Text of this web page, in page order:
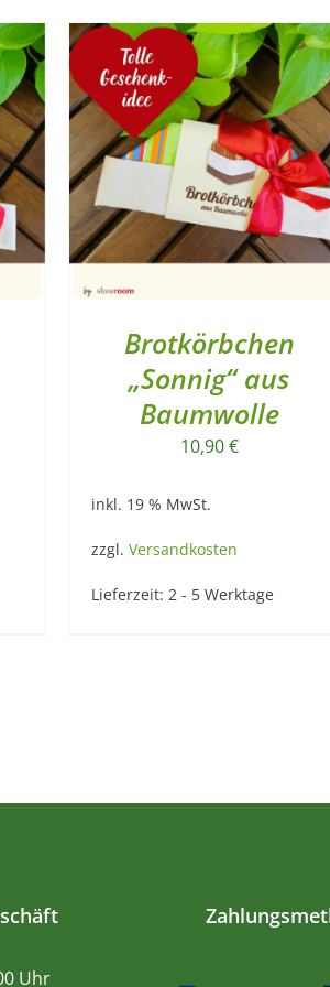
Brotkörbchen
„Sonnig“ aus
Baumwolle
10,90€
inkl. 19 % MwSt.
zzgl. Versandkosten
Lieferzeit: 2 - 5 Werktage
Uhr